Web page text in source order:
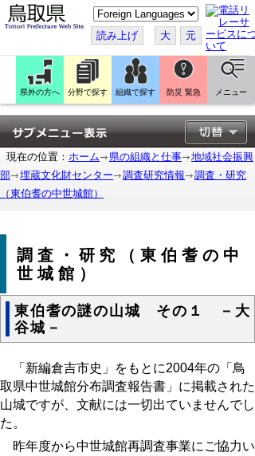
こ
の
ペ
ー
ジ
翻
訳
す
る
読み上げ 大 元
県外の方へ 分野で探す 組織で探す 防災 緊急 メニュー
現在の位置： ホーム 県の組織と仕事
地域社会振興
部
埋蔵文化財センター 調査研究情報
調査・研究
（東伯耆の中世城館）
調査・研究（東伯耆の中
世城館）
東伯耆の謎の山城 その１ －大
谷城－
「新編倉吉市史」をもとに2004年の「鳥
取県中世城館分布調査報告書」に掲載された
山城ですが、文献には一切出ていませんでし
た。
昨年度から中世城館再調査事業にご協力い